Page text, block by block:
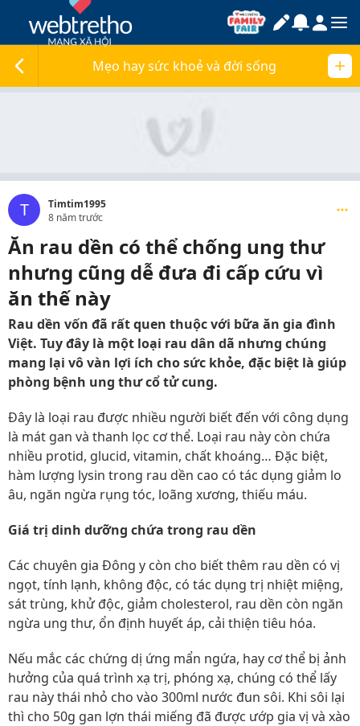
Mẹo hay sức khoẻ và đời sống
T
Timtim1995
8 năm trước
Ăn rau dền có thể chống ung thư
nhưng cũng dễ đưa đi cấp cứu vì
ăn thế này
Rau dền vốn đã rất quen thuộc với bữa ăn gia đình
Việt. Tuy đây là một loại rau dân dã nhưng chúng
mang lại vô vàn lợi ích cho sức khỏe, đặc biệt là giúp
phòng bệnh ung thư cổ tử cung.
Đây là loại rau được nhiều người biết đến với công dụng
là mát gan và thanh lọc cơ thể. Loại rau này còn chứa
nhiều protid, glucid, vitamin, chất khoáng… Đặc biệt,
hàm lượng lysin trong rau dền cao có tác dụng giảm lo
âu, ngăn ngừa rụng tóc, loãng xương, thiếu máu.
Giá trị dinh dưỡng chứa trong rau dền
Các chuyên gia Đông y còn cho biết thêm rau dền có vị
ngọt, tính lạnh, không độc, có tác dụng trị nhiệt miệng,
sát trùng, khử độc, giảm cholesterol, rau dền còn ngăn
ngừa ung thư, ổn định huyết áp, cải thiện tiêu hóa.
Nếu mắc các chứng dị ứng mẩn ngứa, hay cơ thể bị ảnh
hưởng của quá trình xạ trị, phóng xạ, chúng có thể lấy
rau này thái nhỏ cho vào 300ml nước đun sôi. Khi sôi lại
thì cho 50g gan lợn thái miếng đã được ướp gia vị và xào